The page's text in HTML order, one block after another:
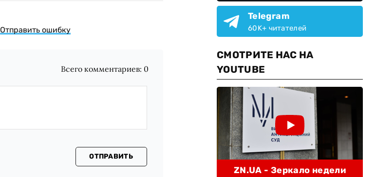
Отправить ошибку
Всего комментариев: 0
ОТПРАВИТЬ
Telegram
60K+ читателей
СМОТРИТЕ НАС НА
YOUTUBE
ZN.UA - Зеркало недели